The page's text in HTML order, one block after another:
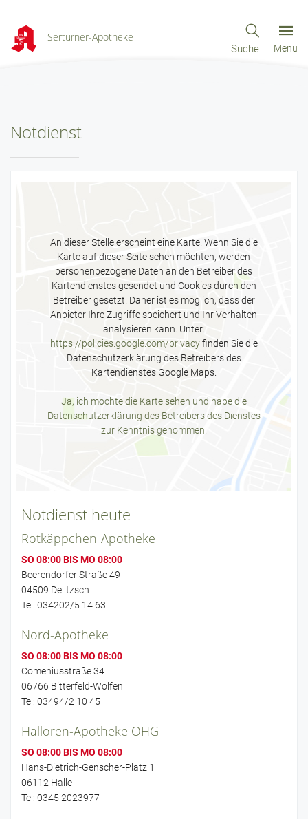
Sertürner-Apotheke
Suche Menü
Notdienst
An dieser Stelle erscheint eine Karte. Wenn Sie die
Karte auf dieser Seite sehen möchten, werden
personenbezogene Daten an den Betreiber des
Kartendienstes gesendet und Cookies durch den
Betreiber gesetzt. Daher ist es möglich, dass der
Anbieter Ihre Zugriffe speichert und Ihr Verhalten
analysieren kann. Unter:
https://policies.google.com/privacyfinden Sie die
Datenschutzerklärung des Betreibers des
Kartendienstes Google Maps.
Ja, ich möchte die Karte sehen und habe die
Datenschutzerklärung des Betreibers des Dienstes
zur Kenntnis genommen.
Notdienst heute
Rotkäppchen-Apotheke
SO 08:00 BIS MO 08:00
Beerendorfer Straße 49
04509 Delitzsch
Tel: 034202/5 14 63
Nord-Apotheke
SO 08:00 BIS MO 08:00
Comeniusstraße 34
06766 Bitterfeld-Wolfen
Tel: 03494/2 10 45
Halloren-Apotheke OHG
SO 08:00 BIS MO 08:00
Hans-Dietrich-Genscher-Platz 1
06112 Halle
Tel: 0345 2023977